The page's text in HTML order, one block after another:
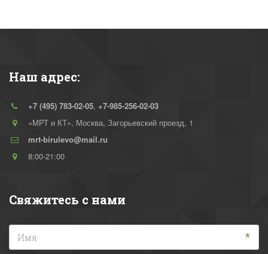
Наш адрес:
+7 (495) 783-02-05, +7-985-256-02-03
«МРТ и КТ», Москва, Загорьевский проезд, 1
mrt-birulevo@mail.ru
8:00-21:00
Свяжитесь с нами
*